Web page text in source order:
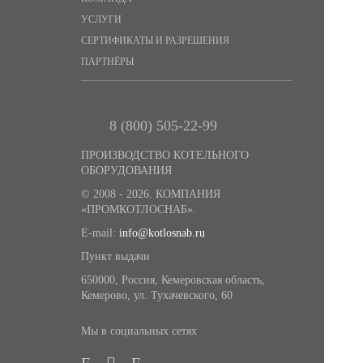
Запасные части топок ЗП-РПК
Запасные части топок ТЧЗМ
Запасные части топок ТЛЗМ
ТШПМЦ
Запасные части забрасывателей
топлива
Запасные части чугунных
экономайзеров
Запасные части циклонов
батарейных
Запасные части подъемников ПСК,
УСЛУГИ
СЕРТИФИКАТЫ И РАЗРЕШЕНИЯ
ПАРТНЁРЫ
8 (800) 505-22-99
ПРОИЗВОДСТВО КОТЕЛЬНОГО
ОБОРУДОВАНИЯ
© 2008 - 2026. КОМПАНИЯ
«ПРОМКОТЛОСНАБ».
E-mail: info@kotlosnab.ru
Пункт выдачи
650000, Россия, Кемеровская область,
Кемерово, ул. Тухачевского, 60
Мы в социальных сетях